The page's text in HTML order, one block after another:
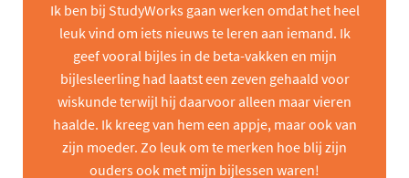
Ik ben bij StudyWorks gaan werken omdat het heel
leuk vind om iets nieuws te leren aan iemand. Ik
geef vooral bijles in de beta-vakken en mijn
bijlesleerling had laatst een zeven gehaald voor
wiskunde terwijl hij daarvoor alleen maar vieren
haalde. Ik kreeg van hem een appje, maar ook van
zijn moeder. Zo leuk om te merken hoe blij zijn
ouders ook met mijn bijlessen waren!